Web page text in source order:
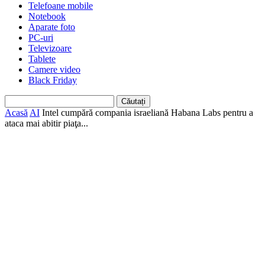
Telefoane mobile
Notebook
Aparate foto
PC-uri
Televizoare
Tablete
Camere video
Black Friday
Acasă AI Intel cumpără compania israeliană Habana Labs pentru a
ataca mai abitir piaţa...